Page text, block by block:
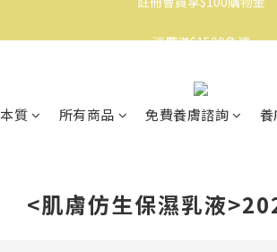
消費滿$1500免運
質 所有商品 免費養膚諮詢 養
<肌膚仿生保濕乳液